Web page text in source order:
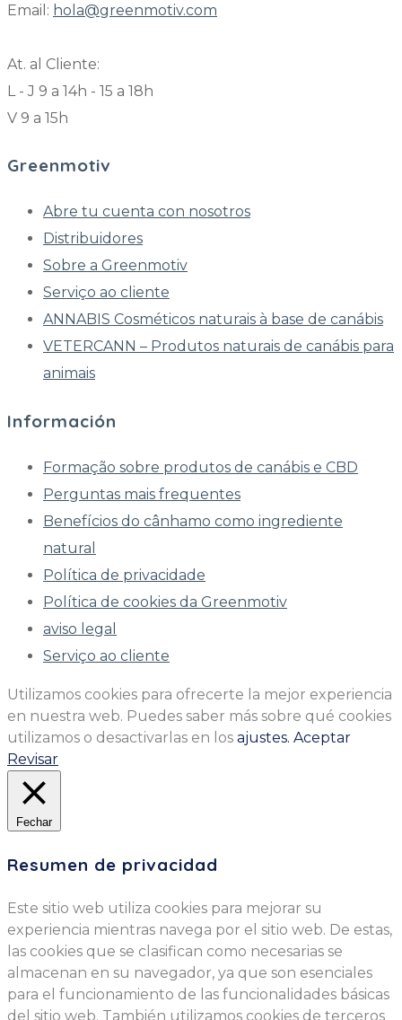
Email: hola@greenmotiv.com
At. al Cliente:
L - J 9 a 14h - 15 a 18h
V 9 a 15h
Greenmotiv
Abre tu cuenta con nosotros
Distribuidores
Sobre a Greenmotiv
Serviço ao cliente
ANNABIS Cosméticos naturais à base de canábis
VETERCANN – Produtos naturais de canábis para
animais
Información
Formação sobre produtos de canábis e CBD
Perguntas mais frequentes
Benefícios do cânhamo como ingrediente
natural
Política de privacidade
Política de cookies da Greenmotiv
aviso legal
Serviço ao cliente
Utilizamos cookies para ofrecerte la mejor experiencia
en nuestra web. Puedes saber más sobre qué cookies
utilizamos o desactivarlas en los ajustes. Aceptar
Revisar
Fechar
Resumen de privacidad
Este sitio web utiliza cookies para mejorar su
experiencia mientras navega por el sitio web. De estas,
las cookies que se clasifican como necesarias se
almacenan en su navegador, ya que son esenciales
para el funcionamiento de las funcionalidades básicas
del sitio web. También utilizamos cookies de terceros